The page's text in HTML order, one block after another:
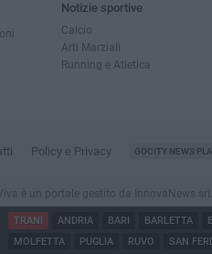
Notizie sportive
Calcio
Arti Marziali
Running e Atletica
Policy e Privacy GOCITY NEWS
è un portale gestito da InnovaNews
TRANI ANDRIA BARI BARLETTA
MOLFETTA
PUGLIA RUVO SAN